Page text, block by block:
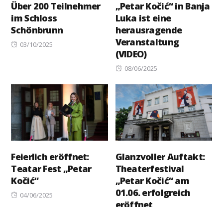
Über 200 Teilnehmer
im Schloss
Schönbrunn
Posted
03/10/2025
„Petar Kočić“ in Banja
Luka ist eine
herausragende
Veranstaltung
(VIDEO)
Posted
08/06/2025
Feierlich eröffnet:
Teatar Fest „Petar
Kočić“
Posted
04/06/2025
Glanzvoller Auftakt:
Theaterfestival
„Petar Kočić“ am
01.06. erfolgreich
eröffnet